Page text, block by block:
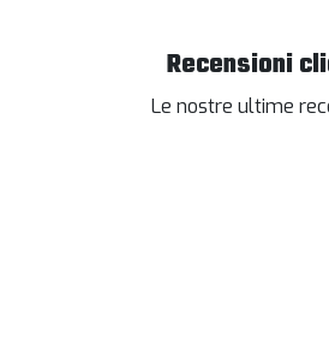
Recensioni
Le nostre ultime